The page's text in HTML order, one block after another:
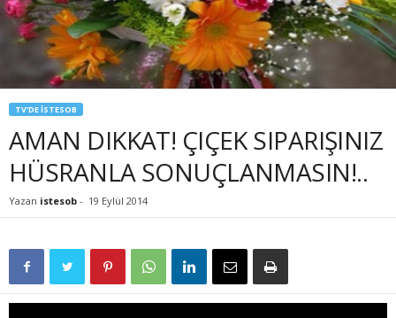
TV'DE İSTESOB
AMAN DIKKAT! ÇIÇEK SIPARIŞINIZ
HÜSRANLA SONUÇLANMASIN!..
Yazan istesob - 19 Eylül 2014